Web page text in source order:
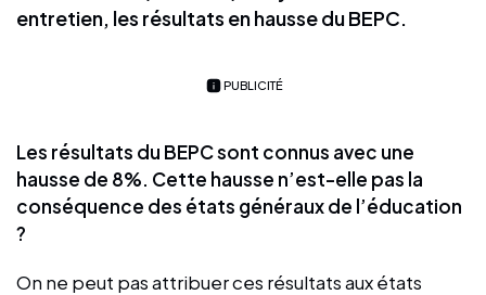
entretien, les résultats en hausse du BEPC.
PUBLICITÉ
Les résultats du BEPC sont connus avec une
hausse de 8%. Cette hausse n’est-elle pas la
conséquence des états généraux de l’éducation
?
On ne peut pas attribuer ces résultats aux états